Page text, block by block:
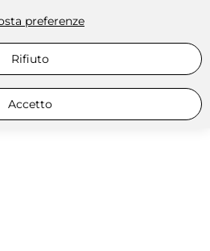
preferenze
Rifiuto
Accetto